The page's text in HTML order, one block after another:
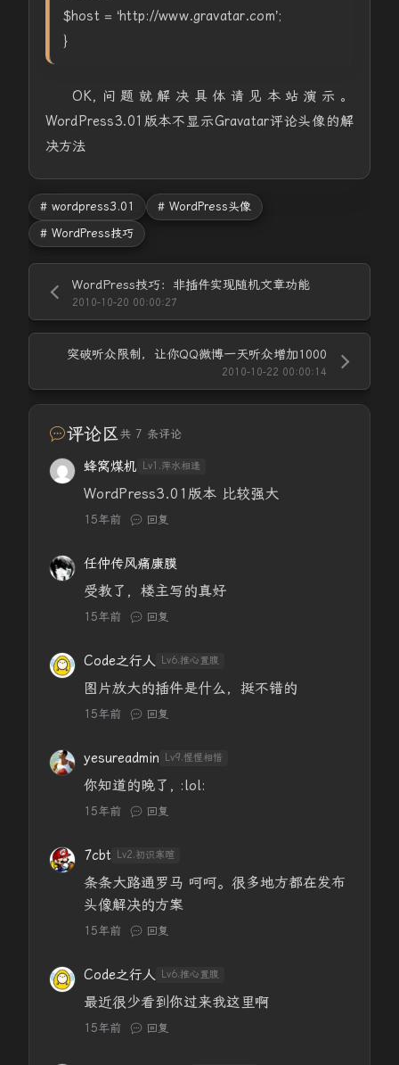
$host = ‘http://www.gravatar.com’;
}
OK,问题就解决具体请见本站演示。
WordPress3.01版本不显示Gravatar评论头像的解
决方法
# wordpress3.01
# WordPress头像
# WordPress技巧
WordPress技巧：非插件实现随机文章功能
2010-10-20 00:00:27
突破听众限制，让你QQ微博一天听众增加1000
2010-10-22 00:00:14
评论区共 7 条评论
蜂窝煤机 Lv1.萍水相逢
WordPress3.01版本 比较强大
15年前 回复
任仲传风痛康膜
受教了，楼主写的真好
15年前 回复
Code之行人 Lv6.推心置腹
图片放大的插件是什么，挺不错的
15年前 回复
yesureadmin Lv9.惺惺相惜
你知道的晚了, :lol:
15年前 回复
7cbt Lv2.初识寒暄
条条大路通罗马 呵呵。很多地方都在发布
头像解决的方案
15年前 回复
Code之行人 Lv6.推心置腹
最近很少看到你过来我这里啊
15年前 回复